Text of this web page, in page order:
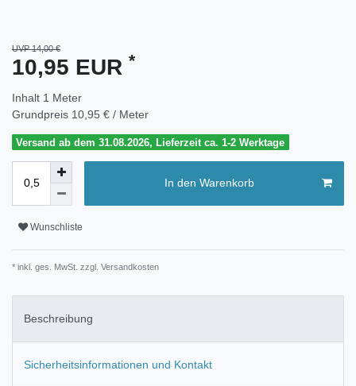
UVP 14,00 €
10,95 EUR *
Inhalt 1 Meter
Grundpreis 10,95 € / Meter
Versand ab dem 31.08.2026, Lieferzeit ca. 1-2 Werktage
In den Warenkorb
Wunschliste
* inkl. ges. MwSt. zzgl. Versandkosten
Beschreibung
Sicherheitsinformationen und Kontakt